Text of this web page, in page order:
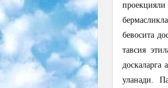
бевосита
тавсия
доскаларга
уланади.